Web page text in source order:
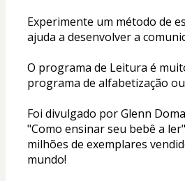
Experimente um método de
ajuda a desenvolver a
O programa de Leitura é
programa de alfabetização
Foi divulgado por Glenn
"Como ensinar seu bebê a
milhões de exemplares
mundo!